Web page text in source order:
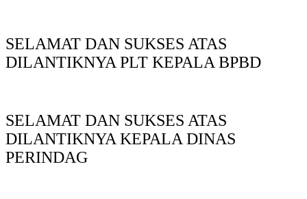
SELAMAT DAN SUKSES ATAS
DILANTIKNYA PLT KEPALA BPBD
SELAMAT DAN SUKSES ATAS
DILANTIKNYA KEPALA DINAS
PERINDAG